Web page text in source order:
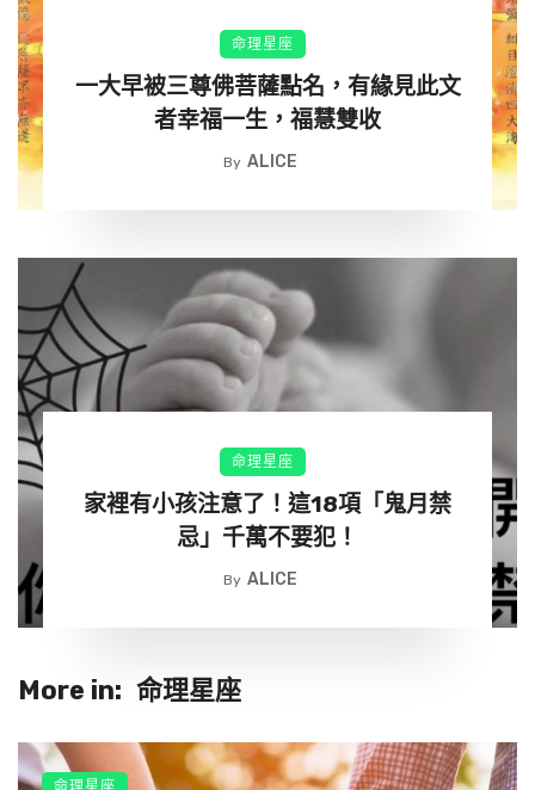
卯兔：六月富，八月窮
兔年出生的朋友，生逢六月最富貴，六月屬土能生陰
木，對於肖兔朋友來說，出生在六月命中有吉星，財運
最為亨通旺盛，聰穎細緻，財來順手，可輕易賺大錢。
但如果出生在農曆八月，「金木」相衝，聚財不易，雖
日。
命理星座
一大早被三尊佛菩薩點名，有緣見此文
者幸福一生，福慧雙收
By ALICE
命理星座
家裡有小孩注意了！這18項「鬼月禁
忌」千萬不要犯！
By ALICE
More in: 命理星座
命理星座